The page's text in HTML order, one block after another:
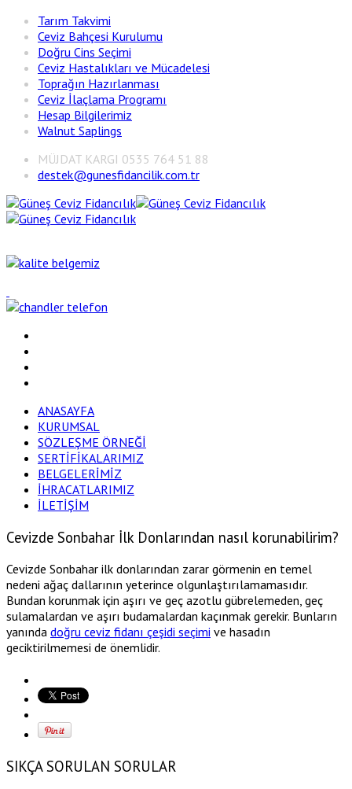
Tarım Takvimi
Ceviz Bahçesi Kurulumu
Doğru Cins Seçimi
Ceviz Hastalıkları ve Mücadelesi
Toprağın Hazırlanması
Ceviz İlaçlama Programı
Hesap Bilgilerimiz
Walnut Saplings
MÜJDAT KARGI 0535 764 51 88
destek@gunesfidancilik.com.tr
ANASAYFA
KURUMSAL
SÖZLEŞME ÖRNEĞİ
SERTİFİKALARIMIZ
BELGELERİMİZ
İHRACATLARIMIZ
İLETİŞİM
Cevizde Sonbahar İlk Donlarından nasıl korunabilirim?
Cevizde Sonbahar ilk donlarından zarar görmenin en temel
nedeni ağaç dallarının yeterince olgunlaştırılamamasıdır.
Bundan korunmak için aşırı ve geç azotlu gübrelemeden, geç
sulamalardan ve aşırı budamalardan kaçınmak gerekir. Bunların
yanında doğru ceviz fidanı çeşidi seçimi ve hasadın
geciktirilmemesi de önemlidir.
SIKÇA SORULAN SORULAR